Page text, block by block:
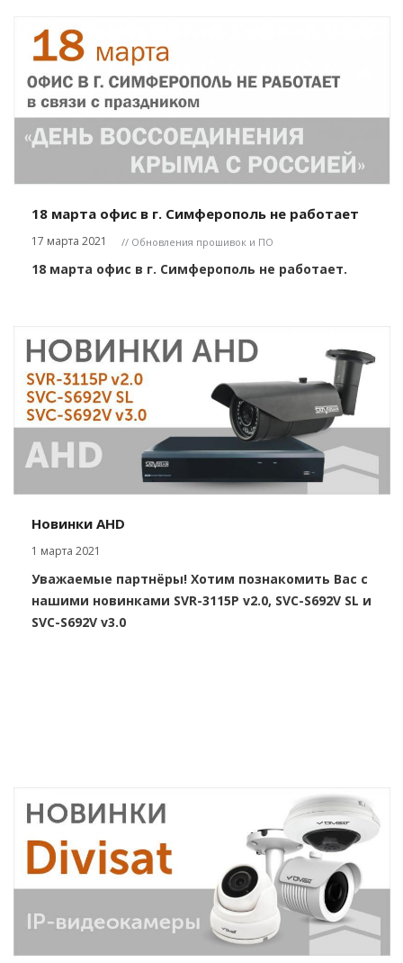
18 марта офис в г. Симферополь не работает
17 марта 2021 // Обновления прошивок и ПО
18 марта офис в г. Симферополь не работает.
Новинки AHD
1 марта 2021
Уважаемые партнёры! Хотим познакомить Вас с
нашими новинками SVR-3115P v2.0, SVC-S692V SL и
SVC-S692V v3.0